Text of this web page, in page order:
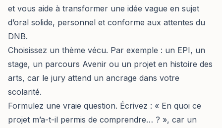
et vous aide à transformer une idée vague en sujet
d’oral solide, personnel et conforme aux attentes du
DNB.
Choisissez un thème vécu. Par exemple : un EPI, un
stage, un parcours Avenir ou un projet en histoire des
arts, car le jury attend un ancrage dans votre
scolarité.
Formulez une vraie question. Écrivez : « En quoi ce
projet m’a-t-il permis de comprendre… ? », car un